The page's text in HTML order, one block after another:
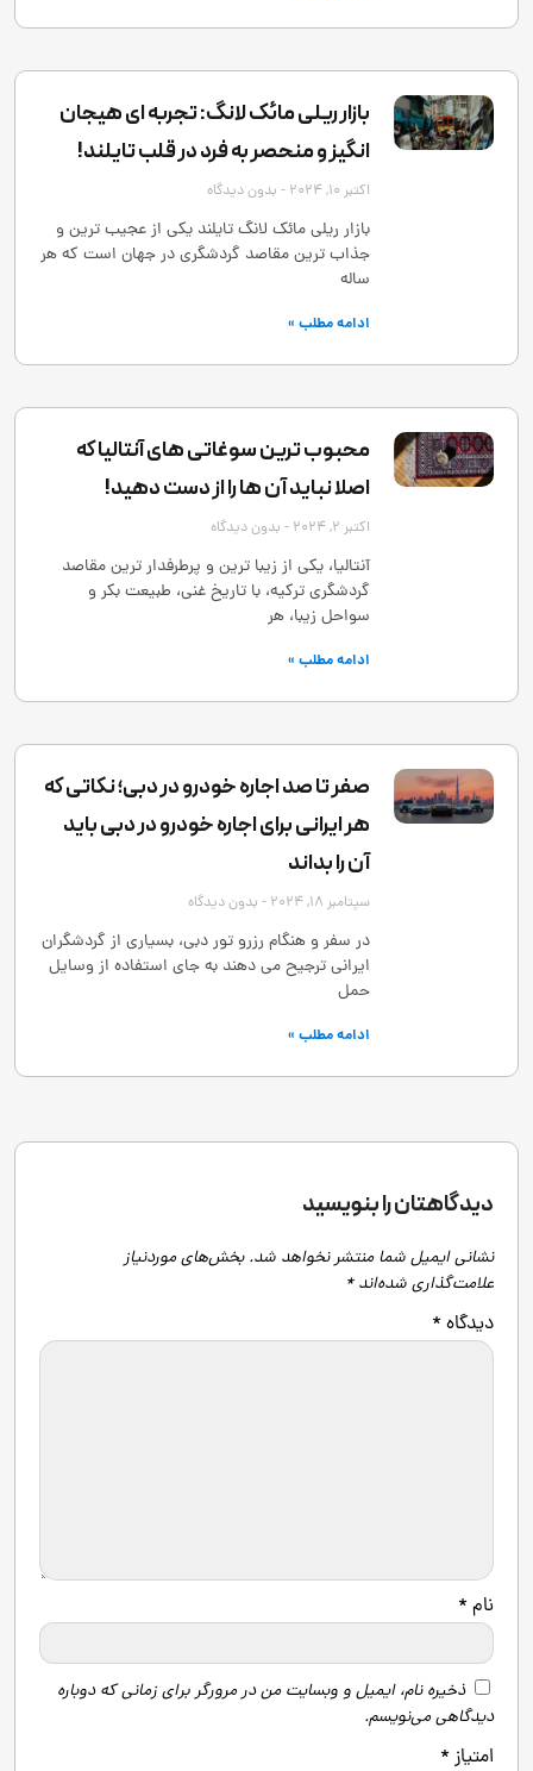
بازار ریلی مائک لانگ: تجربه ‌ای هیجان
‌انگیز و منحصر به‌ فرد در قلب تایلند!
اکتبر 10, 2024 بدون دیدگاه
بازار ریلی مائک لانگ تایلند یکی از عجیب ‌ترین و
جذاب ‌ترین مقاصد گردشگری در جهان است که هر
ساله
ادامه مطلب »
محبوب ترین سوغاتی های آنتالیا که
اصلا نباید آن ها را از دست دهید!
اکتبر 2, 2024 بدون دیدگاه
آنتالیا، یکی از زیبا ترین و پرطرفدار ترین مقاصد
گردشگری ترکیه، با تاریخ غنی، طبیعت بکر و
سواحل زیبا، هر
ادامه مطلب »
صفر تا صد اجاره خودرو در دبی؛ نکاتی که
هر ایرانی برای اجاره خودرو در دبی باید
آن را بداند
سپتامبر 18, 2024 بدون دیدگاه
در سفر و هنگام رزرو تور دبی، بسیاری از گردشگران
ایرانی ترجیح می ‌دهند به ‌جای استفاده از وسایل
حمل
ادامه مطلب »
دیدگاهتان را بنویسید
نشانی ایمیل شما منتشر نخواهد شد. بخش‌های موردنیاز
علامت‌گذاری شده‌اند*
دیدگاه *
نام *
ذخیره نام، ایمیل و وبسایت من در مرورگر برای زمانی که دوباره
دیدگاهی می‌نویسم.
امتیاز *